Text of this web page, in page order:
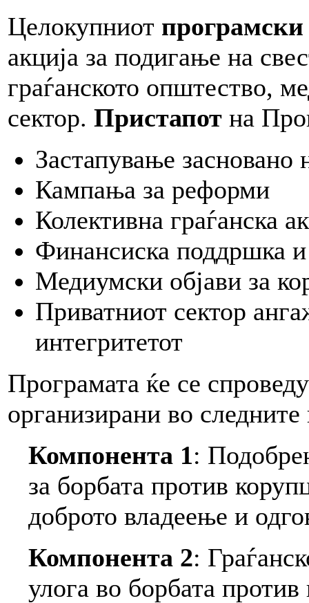
Целокупниот
акција за подигање на
граѓанското општество,
сектор. Пристапот на
Застапување засновано
Кампања за реформи
Колективна граѓанска
Финансиска поддршка
Медиумски објави за
Приватниот сектор
интегритетот
Програмата ќе се
организирани во
Компонента 1:
за борбата против
доброто владеење и
Компонента 2:
улога во борбата против